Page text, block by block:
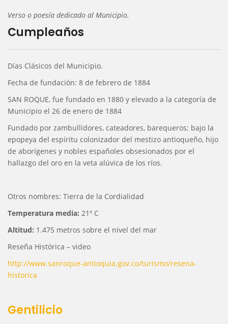
Verso o poesía dedicado al Municipio.
Cumpleaños
Días Clásicos del Municipio.
Fecha de fundación: 8 de febrero de 1884
SAN ROQUE, fue fundado en 1880 y elevado a la categoría de
Municipio el 26 de enero de 1884
Fundado por zambullidores, cateadores, barequeros; bajo la
epopeya del espíritu colonizador del mestizo antioqueño, hijo
de aborígenes y nobles españoles obsesionados por el
hallazgo del oro en la veta alúvica de los ríos.
Otros nombres: Tierra de la Cordialidad
Temperatura media: 21º C
Altitud: 1.475 metros sobre el nivel del mar
Reseña Histórica – video
http://www.sanroque-antioquia.gov.co/turismo/resena-
historica
Gentilicio